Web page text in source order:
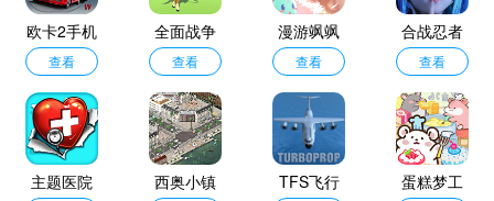
欧卡2手机
版
查看
全面战争
模拟器手
机版
查看
漫游飒飒
查看
合战忍者
村单机版
查看
主题医院
西奥小镇
TFS飞行
蛋糕梦工